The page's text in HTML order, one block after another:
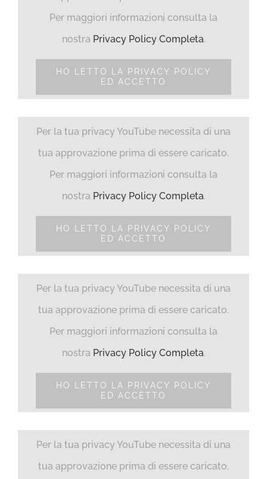
Per maggiori informazioni consulta la
nostra Privacy Policy Completa.
HO LETTO LA PRIVACY POLICY
ED ACCETTO
Per la tua privacy YouTube necessita di una
tua approvazione prima di essere caricato.
Per maggiori informazioni consulta la
nostra Privacy Policy Completa.
HO LETTO LA PRIVACY POLICY
ED ACCETTO
Per la tua privacy YouTube necessita di una
tua approvazione prima di essere caricato.
Per maggiori informazioni consulta la
nostra Privacy Policy Completa.
HO LETTO LA PRIVACY POLICY
ED ACCETTO
Per la tua privacy YouTube necessita di una
tua approvazione prima di essere caricato.